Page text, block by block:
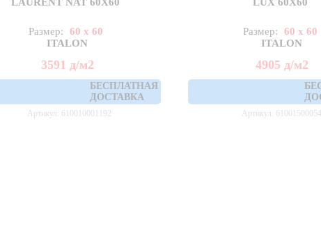
Размер:
60 x 60
ITALON
3591 д/м2
БЕСПЛАТНАЯ
ДОСТАВКА
Артикул: 610010001192
Размер:
60 x 60
ITALON
4905 д/м2
Артикул: